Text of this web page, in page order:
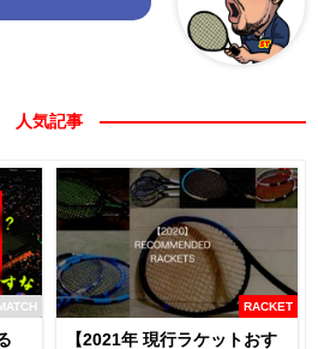
人気記事
RACKET
【2021年 現行ラケットおす